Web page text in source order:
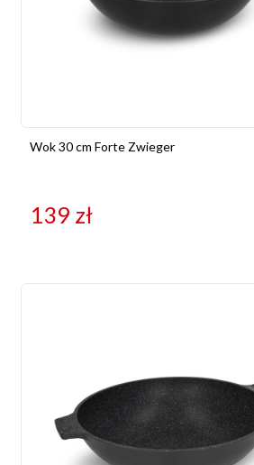
Wok 30 cm Forte Zwieger
139 zł